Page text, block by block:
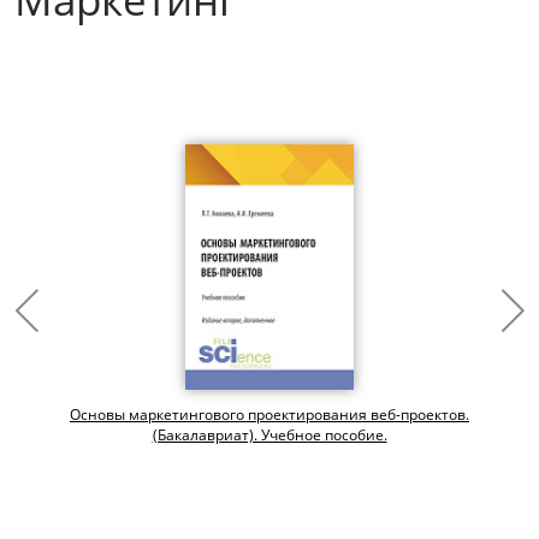
Основы маркетингового проектирования веб-проектов.
(Бакалавриат). Учебное пособие.